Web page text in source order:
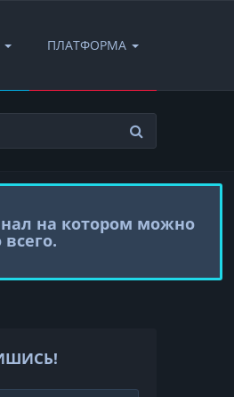
ПЛАТФОРМА
на котором можно